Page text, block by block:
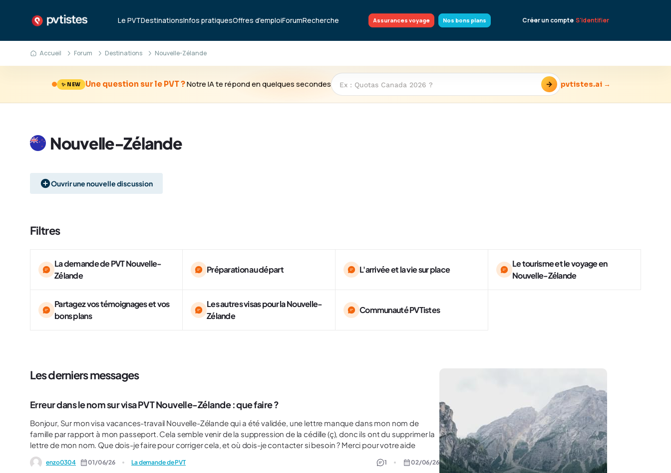
Le PVTDestinationsInfos pratiquesOffres d'emploiForumRecherche Assurances voyage Nos bons plans Créer un compte S'identifier
Accueil Forum Destinations Nouvelle-Zélande
✨ NEW Une question sur le PVT ?Notre IA te répond en quelques secondes → pvtistes.ai →
Nouvelle-Zélande
Ouvrir une nouvelle discussion
Filtres
La demande de PVT Nouvelle-
Zélande
Préparation au départ L'arrivée et la vie sur place
Le tourisme et le voyage en
Nouvelle-Zélande
Partagez vos témoignages et vos
bons plans
Les autres visas pour la Nouvelle-
Zélande
Communauté PVTistes
Les derniers messages
Erreur dans le nom sur visa PVT Nouvelle-Zélande : que faire ?
Bonjour, Sur mon visa vacances-travail Nouvelle-Zélande qui a été validée, une lettre manque dans mon nom de
famille par rapport à mon passeport. Cela semble venir de la suppression de la cédille (ç), donc ils ont du supprimer la
lettre de mon nom. Que dois-je faire pour corriger cela, et où dois-je contacter si besoin ? Merci pour votre aide
enzo0304 01/06/26 La demande de PVT 1 02/06/26